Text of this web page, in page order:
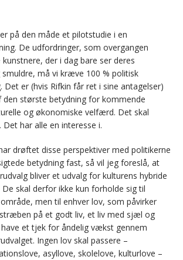
på den måde et pilotstudie i en
De udfordringer, som overgangen
der i dag bare ser deres
smuldre, må vi kræve 100 % politisk
Det er (hvis Rifkin får ret i sine antagelser)
største betydning for kommende
og økonomiske velfærd. Det skal
har alle en interesse i.
drøftet disse perspektiver med politikerne
betydning fast, så vil jeg foreslå, at
bliver et udvalg for kulturens hybride
skal derfor ikke kun forholde sig til
men til enhver lov, som påvirker
på et godt liv, et liv med sjæl og
have et tjek for åndelig vækst gennem
Ingen lov skal passere –
asyllove, skolelove, kulturlove –